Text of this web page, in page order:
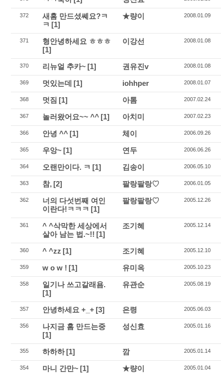
372
새홈 만드셨쎼요?ㅋ
ㅋ [1]
★량이 2008.01.09
371
형안녕하세요 ㅎㅎㅎ
[1]
이강선 2008.01.08
370 리뉴얼 추카~ [1] 권유진v 2008.01.08
369 멋있는데 [1] iohhper 2008.01.07
368 멋짐 [1] 아톰 2007.02.24
367 놀러왔어요~~ ^^ [1] 아치미 2007.02.23
366 안녕 ^^ [1] 체이 2006.09.26
365 우앙~ [1] 연두 2006.06.26
364 오랜만이다. ㅋ [1] 김송이 2006.05.10
363 참, [2] 팔랑팔랑♡ 2006.01.05
362
너의 다섯번째 여인
이란다!ㅋㅋㅋ [1]
팔랑팔랑♡ 2005.12.26
361
^ ^삭막한 세상에서
살아 남는 법.~!! [1]
조기혜 2005.12.14
360 ^ ^zz [1] 조기혜 2005.12.10
359 w o w ! [1] 유미옥 2005.10.23
358
일기나 쓰고갈래욤.
[1]
유관순 2005.08.19
357 안녕하세요 +_+ [3] 은령 2005.06.03
356
나지금 홈 만드는중
[1]
성신효 2005.01.16
355 하하하[1] 깜 2005.01.14
354 마니 간만~ [1] ★량이 2005.01.04